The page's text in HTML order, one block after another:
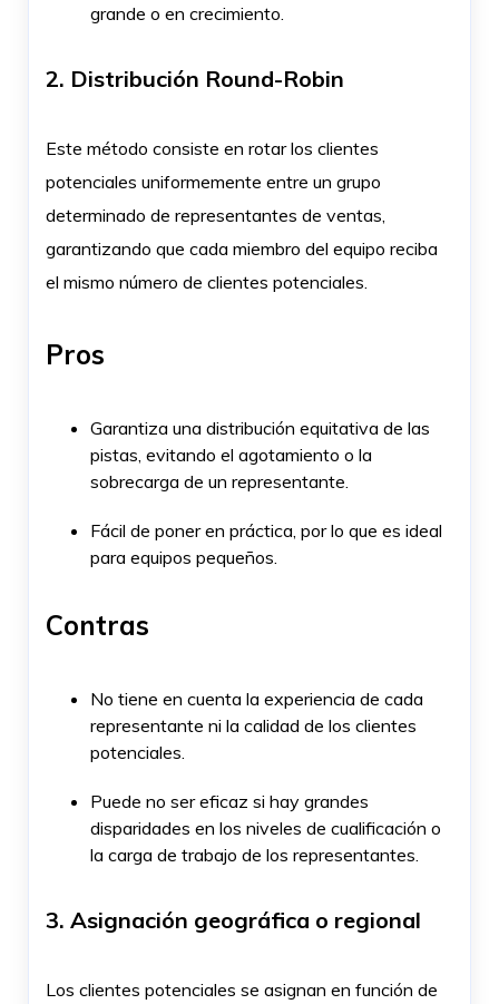
grande o en crecimiento.
2. Distribución Round-Robin
Este método consiste en rotar los clientes
potenciales uniformemente entre un grupo
determinado de representantes de ventas,
garantizando que cada miembro del equipo reciba
el mismo número de clientes potenciales.
Pros
Garantiza una distribución equitativa de las
pistas, evitando el agotamiento o la
sobrecarga de un representante.
Fácil de poner en práctica, por lo que es ideal
para equipos pequeños.
Contras
No tiene en cuenta la experiencia de cada
representante ni la calidad de los clientes
potenciales.
Puede no ser eficaz si hay grandes
disparidades en los niveles de cualificación o
la carga de trabajo de los representantes.
3. Asignación geográfica o regional
Los clientes potenciales se asignan en función de